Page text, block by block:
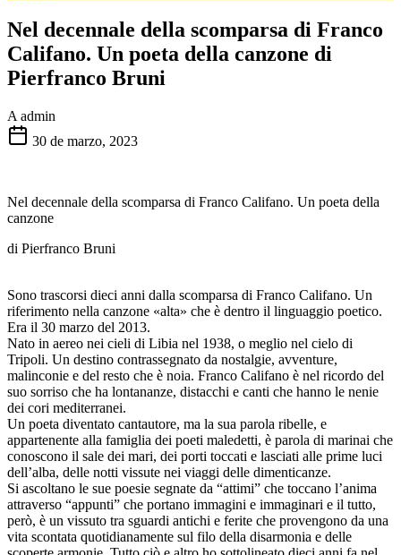
Nel decennale della scomparsa di Franco
Califano. Un poeta della canzone di
Pierfranco Bruni
A admin
30 de marzo, 2023
Nel decennale della scomparsa di Franco Califano. Un poeta della
canzone
di Pierfranco Bruni
Sono trascorsi dieci anni dalla scomparsa di Franco Califano. Un
riferimento nella canzone «alta» che è dentro il linguaggio poetico.
Era il 30 marzo del 2013.
Nato in aereo nei cieli di Libia nel 1938, o meglio nel cielo di
Tripoli. Un destino contrassegnato da nostalgie, avventure,
malinconie e del resto che è noia. Franco Califano è nel ricordo del
suo sorriso che ha lontananze, distacchi e canti che hanno le nenie
dei cori mediterranei.
Un poeta diventato cantautore, ma la sua parola ribelle, e
appartenente alla famiglia dei poeti maledetti, è parola di marinai che
conoscono il sale dei mari, dei porti toccati e lasciati alle prime luci
dell’alba, delle notti vissute nei viaggi delle dimenticanze.
Si ascoltano le sue poesie segnate da “attimi” che toccano l’anima
attraverso “appunti” che portano immagini e immaginari e il tutto,
però, è un vissuto tra sguardi antichi e ferite che provengono da una
vita scontata quotidianamente sul filo della disarmonia e delle